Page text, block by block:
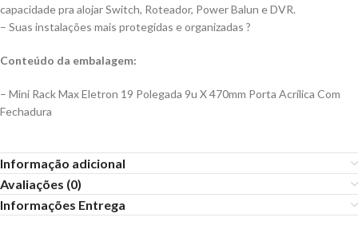
capacidade pra alojar Switch, Roteador, Power Balun e DVR.
– Suas instalações mais protegidas e organizadas ?
Conteúdo da embalagem:
– Mini Rack Max Eletron 19 Polegada 9u X 470mm Porta Acrílica Com
Fechadura
Informação adicional
Avaliações (0)
Informações Entrega